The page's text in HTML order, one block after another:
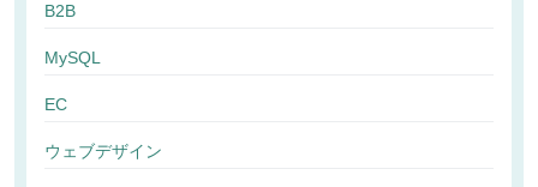
B2B
MySQL
EC
ウェブデザイン